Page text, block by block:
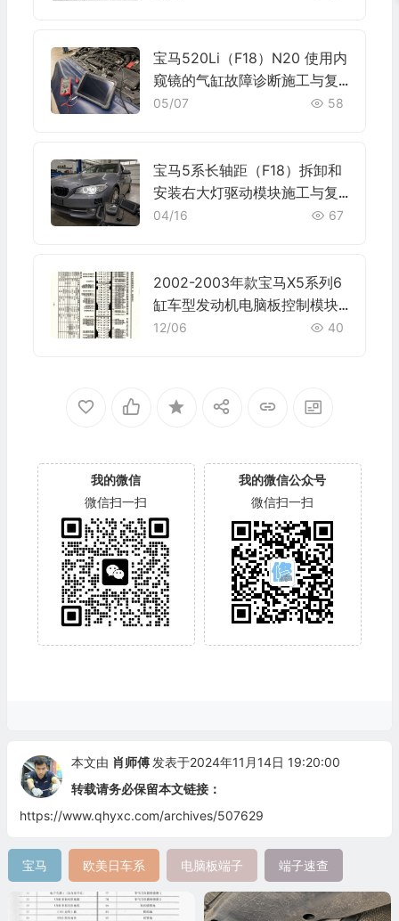
宝马520Li（F18）N20 使用内
窥镜的气缸故障诊断施工与复
检标准
05/07 58
宝马5系长轴距（F18）拆卸和
安装右大灯驱动模块施工与复
检标准
04/16 67
2002-2003年款宝马X5系列6
缸车型发动机电脑板控制模块
针脚9+24+52+40+9针 端子
12/06 40
我的微信
微信扫一扫
我的微信公众号
微信扫一扫
本文由 肖师傅 发表于2024年11月14日 19:20:00
转载请务必保留本文链接：
https://www.qhyxc.com/archives/507629
宝马 欧美日车系 电脑板端子 端子速查